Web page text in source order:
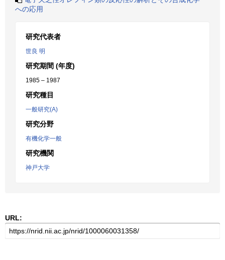
への応用
研究代表者
世良 明
研究期間 (年度)
1985 – 1987
研究種目
一般研究(A)
研究分野
有機化学一般
研究機関
神戸大学
URL: